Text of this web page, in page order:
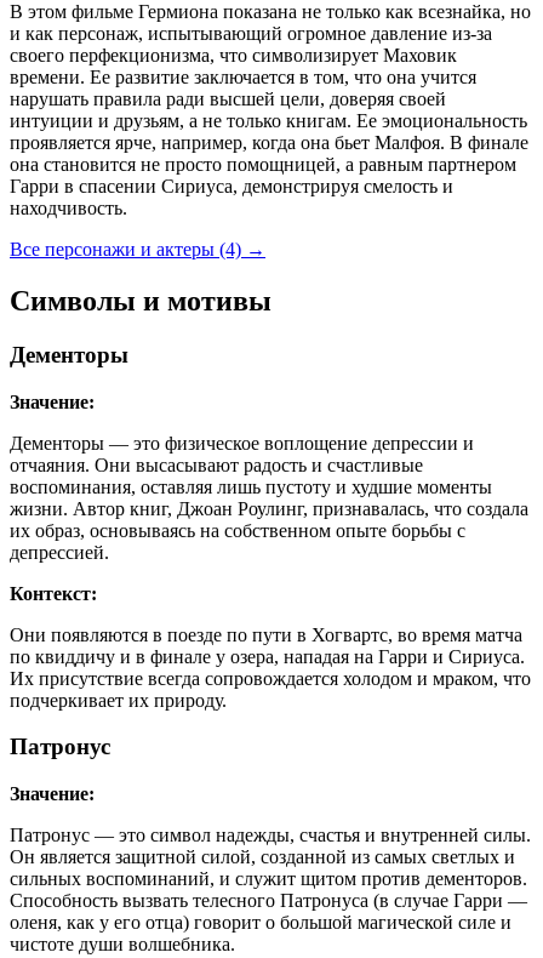
В этом фильме Гермиона показана не только как всезнайка, но
и как персонаж, испытывающий огромное давление из-за
своего перфекционизма, что символизирует Маховик
времени. Ее развитие заключается в том, что она учится
нарушать правила ради высшей цели, доверяя своей
интуиции и друзьям, а не только книгам. Ее эмоциональность
проявляется ярче, например, когда она бьет Малфоя. В финале
она становится не просто помощницей, а равным партнером
Гарри в спасении Сириуса, демонстрируя смелость и
находчивость.
Все персонажи и актеры (4) →
Символы и мотивы
Дементоры
Значение:
Дементоры — это физическое воплощение депрессии и
отчаяния. Они высасывают радость и счастливые
воспоминания, оставляя лишь пустоту и худшие моменты
жизни. Автор книг, Джоан Роулинг, признавалась, что создала
их образ, основываясь на собственном опыте борьбы с
депрессией.
Контекст:
Они появляются в поезде по пути в Хогвартс, во время матча
по квиддичу и в финале у озера, нападая на Гарри и Сириуса.
Их присутствие всегда сопровождается холодом и мраком, что
подчеркивает их природу.
Патронус
Значение:
Патронус — это символ надежды, счастья и внутренней силы.
Он является защитной силой, созданной из самых светлых и
сильных воспоминаний, и служит щитом против дементоров.
Способность вызвать телесного Патронуса (в случае Гарри —
оленя, как у его отца) говорит о большой магической силе и
чистоте души волшебника.